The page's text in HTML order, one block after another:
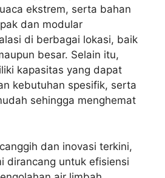
ekstrem, serta bahan
dan modular
di berbagai lokasi, baik
besar. Selain itu,
kapasitas yang dapat
kebutuhan spesifik, serta
sehingga menghemat
dan inovasi terkini,
dirancang untuk efisiensi